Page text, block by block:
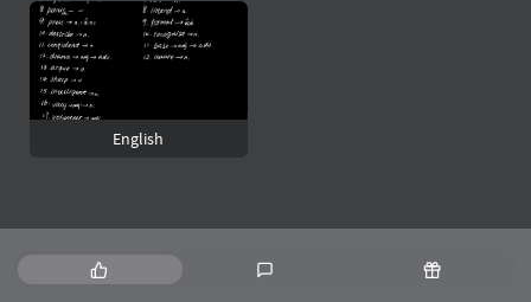
English
热
门
随